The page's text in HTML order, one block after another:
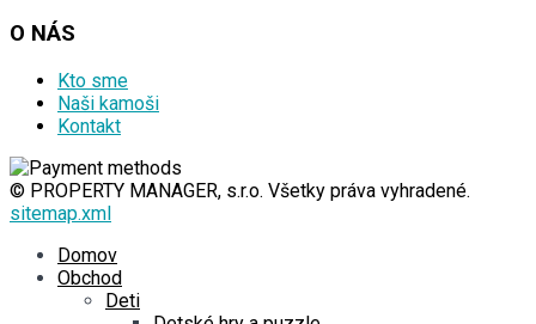
O NÁS
Kto sme
Naši kamoši
Kontakt
© PROPERTY MANAGER, s.r.o. Všetky práva vyhradené.
sitemap.xml
Domov
Obchod
Deti